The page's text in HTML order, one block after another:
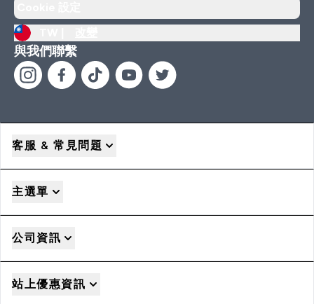
與我們聯繫
客服 & 常見問題
主選單
公司資訊
站上優惠資訊